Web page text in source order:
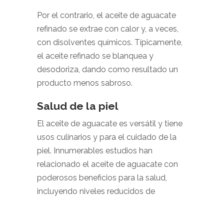
Por el contrario, el aceite de aguacate
refinado se extrae con calor y, a veces,
con disolventes químicos. Típicamente,
el aceite refinado se blanquea y
desodoriza, dando como resultado un
producto menos sabroso.
Salud de la piel
El aceite de aguacate es versátil y tiene
usos culinarios y para el cuidado de la
piel. Innumerables estudios han
relacionado el aceite de aguacate con
poderosos beneficios para la salud,
incluyendo niveles reducidos de